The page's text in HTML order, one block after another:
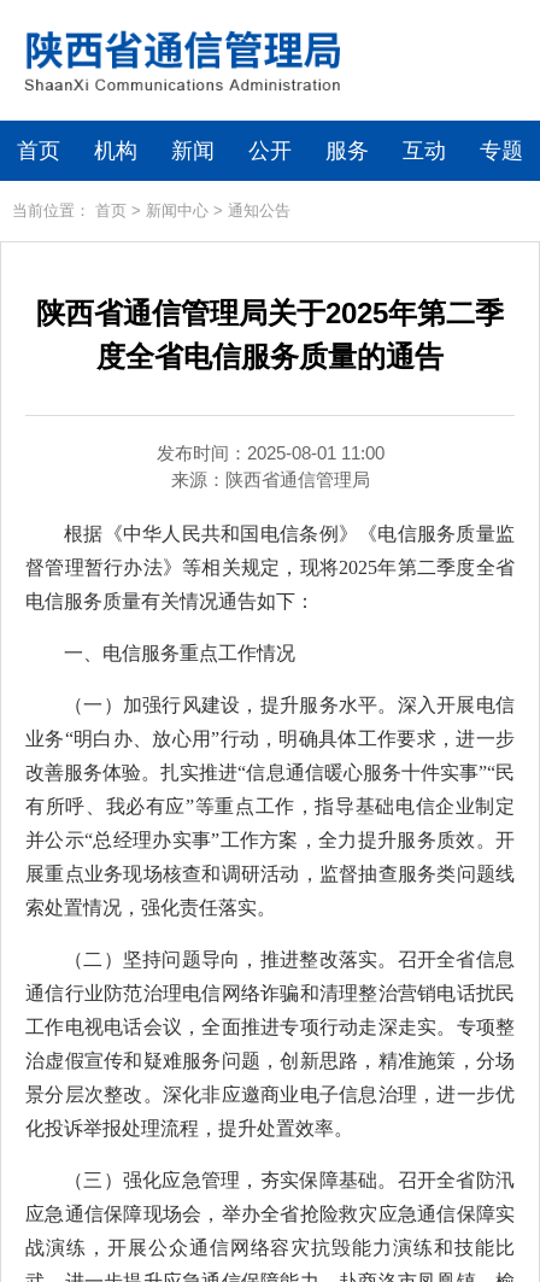
首页 机构 新闻 公开 服务 互动 专题
当前位置： 首页 > 新闻中心 > 通知公告
陕西省通信管理局关于2025年第二季
度全省电信服务质量的通告
发布时间：2025-08-01 11:00
来源： 陕西省通信管理局
根据《中华人民共和国电信条例》《电信服务质量监
督管理暂行办法》等相关规定，现将2025年第二季度全省
电信服务质量有关情况通告如下：
一、电信服务重点工作情况
（一）加强行风建设，提升服务水平。深入开展电信
业务“明白办、放心用”行动，明确具体工作要求，进一步
改善服务体验。扎实推进“信息通信暖心服务十件实事”“民
有所呼、我必有应”等重点工作，指导基础电信企业制定
并公示“总经理办实事”工作方案，全力提升服务质效。开
展重点业务现场核查和调研活动，监督抽查服务类问题线
索处置情况，强化责任落实。
（二）坚持问题导向，推进整改落实。召开全省信息
通信行业防范治理电信网络诈骗和清理整治营销电话扰民
工作电视电话会议，全面推进专项行动走深走实。专项整
治虚假宣传和疑难服务问题，创新思路，精准施策，分场
景分层次整改。深化非应邀商业电子信息治理，进一步优
化投诉举报处理流程，提升处置效率。
（三）强化应急管理，夯实保障基础。召开全省防汛
应急通信保障现场会，举办全省抢险救灾应急通信保障实
战演练，开展公众通信网络容灾抗毁能力演练和技能比